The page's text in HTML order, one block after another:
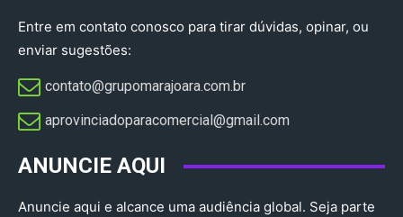
Entre em contato conosco para tirar dúvidas, opinar, ou
enviar sugestões:
contato@grupomarajoara.com.br
aprovinciadoparacomercial@gmail.com​
ANUNCIE AQUI
Anuncie aqui e alcance uma audiência global. Seja parte